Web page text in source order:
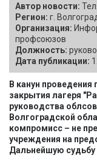
Автор новости:
Регион: г.
Организация:
профсоюзов
Должность:
Дата публикации:
В канун
закрытия лагеря
руководства
Волгоградской
компромисс – не
учреждения на
Дальнейшую судьбу